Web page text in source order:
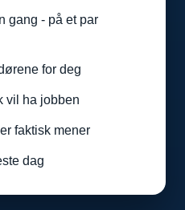
gang - på et par
for deg
vil ha jobben
faktisk mener
dag